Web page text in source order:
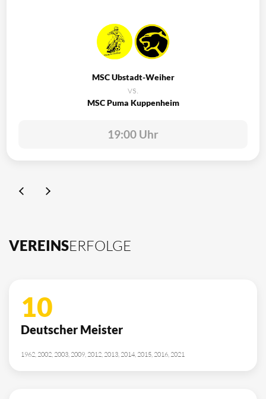
MSC Ubstadt-Weiher
vs.
MSC Puma Kuppenheim
19:00 Uhr
VEREINSERFOLGE
10
Deutscher Meister
1962, 2002, 2003, 2009, 2012, 2013, 2014, 2015, 2016, 2021